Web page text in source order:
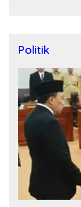
Politik